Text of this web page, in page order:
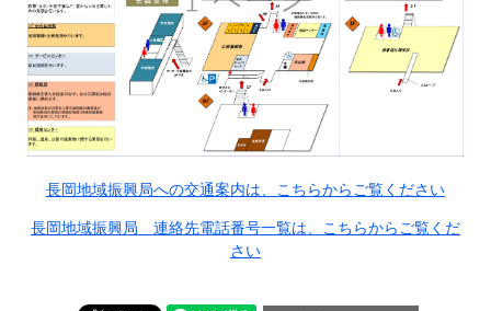
長岡地域振興局への交通案内は、こちらからご覧ください
長岡地域振興局 連絡先電話番号一覧は、こちらからご覧くだ
さい